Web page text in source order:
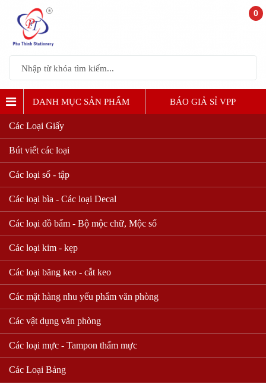
DANH MỤC SẢN PHẨM BÁO GIẢ SỈ VPP
Các Loại Giấy
Bút viết các loại
Các loại sổ - tập
Các loại bìa - Các loại Decal
Các loại đồ bấm - Bộ mộc chữ, Mộc số
Các loại kim - kẹp
Các loại băng keo - cắt keo
Các mặt hàng nhu yếu phẩm văn phòng
Các vật dụng văn phòng
Các loại mực - Tampon thấm mực
Các Loại Bảng
CÁC LOẠI SỔ TRỰC CARO
SỔ CARO 30*40 ( DẦY ĐB)
- 320 TRANG
Mua hàng
SỔ CARO 30*40 ( DẦY) -
0